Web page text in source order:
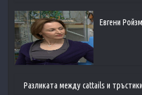
Евгени
Разликата между cattails и